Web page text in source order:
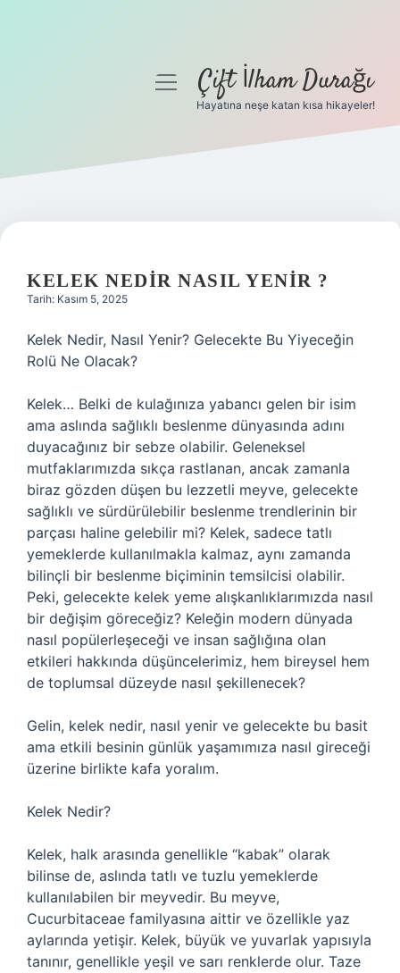
Gizlilik Politikası
Yasal Uyarı
menüyüÇift İlham Durağı
Hayatına neşe katan kısa hikayeler!
KELEK NEDIR NASIL YENIR ?
Tarih: Kasım 5, 2025
Kelek Nedir, Nasıl Yenir? Gelecekte Bu Yiyeceğin
Rolü Ne Olacak?
Kelek… Belki de kulağınıza yabancı gelen bir isim
ama aslında sağlıklı beslenme dünyasında adını
duyacağınız bir sebze olabilir. Geleneksel
mutfaklarımızda sıkça rastlanan, ancak zamanla
biraz gözden düşen bu lezzetli meyve, gelecekte
sağlıklı ve sürdürülebilir beslenme trendlerinin bir
parçası haline gelebilir mi? Kelek, sadece tatlı
yemeklerde kullanılmakla kalmaz, aynı zamanda
bilinçli bir beslenme biçiminin temsilcisi olabilir.
Peki, gelecekte kelek yeme alışkanlıklarımızda nasıl
bir değişim göreceğiz? Keleğin modern dünyada
nasıl popülerleşeceği ve insan sağlığına olan
etkileri hakkında düşüncelerimiz, hem bireysel hem
de toplumsal düzeyde nasıl şekillenecek?
Gelin, kelek nedir, nasıl yenir ve gelecekte bu basit
ama etkili besinin günlük yaşamımıza nasıl gireceği
üzerine birlikte kafa yoralım.
Kelek Nedir?
Kelek, halk arasında genellikle “kabak” olarak
bilinse de, aslında tatlı ve tuzlu yemeklerde
kullanılabilen bir meyvedir. Bu meyve,
Cucurbitaceae familyasına aittir ve özellikle yaz
aylarında yetişir. Kelek, büyük ve yuvarlak yapısıyla
tanınır, genellikle yeşil ve sarı renklerde olur. Taze